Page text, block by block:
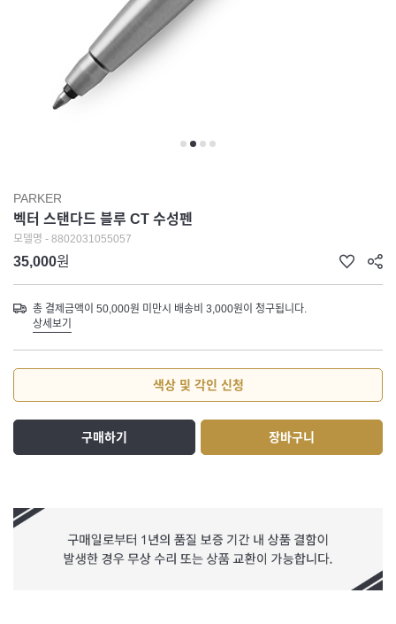
PARKER
벡터 스탠다드 블루 CT 수성펜
모델명 - 8802031055057
35,000원
총 결제금액이 50,000원 미만시 배송비 3,000원이 청구됩니다.
상세보기
색상 및 각인 신청
구매하기 장바구니